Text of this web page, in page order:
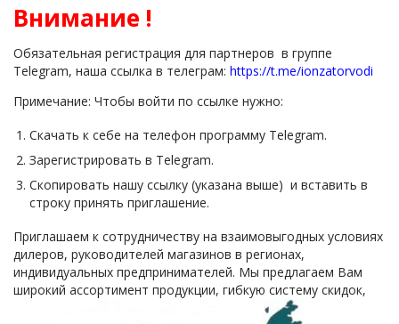
Внимание !
Обязательная регистрация для партнеров в группе
Telegram, наша ссылка в телеграм: https://t.me/ionzatorvodi
Примечание: Чтобы войти по ссылке нужно:
Скачать к себе на телефон программу Telegram.
Зарегистрировать в Telegram.
Скопировать нашу ссылку (указана выше) и вставить в
строку принять приглашение.
Приглашаем к сотрудничеству на взаимовыгодных условиях
дилеров, руководителей магазинов в регионах,
индивидуальных предпринимателей. Мы предлагаем Вам
широкий ассортимент продукции, гибкую систему скидок,